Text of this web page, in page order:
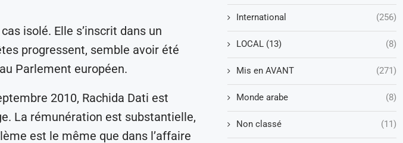
isolé. Elle s’inscrit dans un
progressent, semble avoir été
Parlement européen.
2010, Rachida Dati est
La rémunération est substantielle,
est le même que dans l’affaire
International (256)
LOCAL (13) (8)
Mis en AVANT (271)
Monde arabe (8)
Non classé (11)